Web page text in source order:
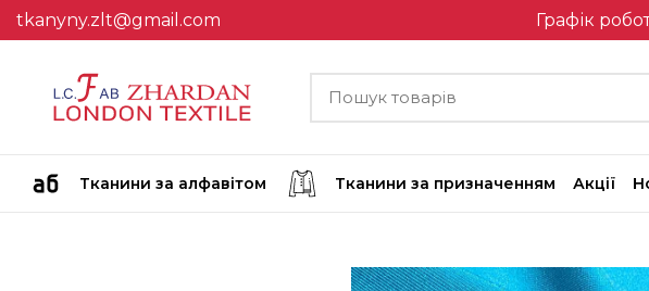
tkanyny.zlt@gmail.com Графік
Тканини за алфавітом Тканини за призначенням Акції